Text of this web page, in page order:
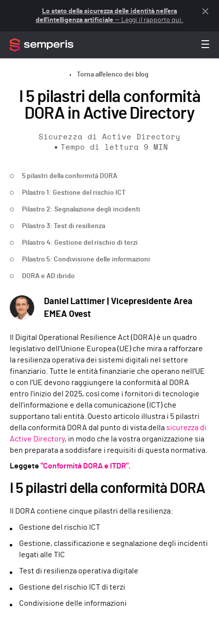
Lo stato della sicurezza delle identità nell'era
dell'intelligenza artificiale — Leggi il rapporto qui.
Torna all'elenco dei blog
I 5 pilastri della conformità
DORA in Active Directory
Sicurezza di Active Directory
Tempo di lettura
9 MIN
5 pilastri della conformità DORA
Pilastro 1: Gestione del rischio ICT
Pilastro 2: Segnalazione degli incidenti
Pilastro 3: Test di resilienza
Pilastro 4: Gestione del rischio di terzi
Pilastro 5: Condivisione delle informazioni
DORA e AD ibrido
Daniel Lattimer | Vicepresidente Area
EMEA Ovest
Il Digital Operational Resilience Act (DORA) è un quadro
legislativo dell'Unione Europea (UE) che mira a rafforzare
la resilienza operativa dei sistemi digitali nel settore
finanziario. Tutte le entità finanziarie che operano nell'UE
o con l'UE devono raggiungere la conformità al DORA
entro l'inizio del 2025, così come i fornitori di tecnologie
dell'informazione e della comunicazione (ICT) che
supportano tali entità. Questo articolo illustra i 5 pilastri
della conformità DORA dal punto di vista della sicurezza di
Active Directory, in modo che la vostra organizzazione sia
ben preparata a soddisfare i requisiti di questa normativa.
Leggete "Conformità DORA e ITDR".
I 5 pilastri della conformità DORA
Il DORA contiene cinque pilastri della resilienza:
Gestione del rischio ICT
Gestione, classificazione e segnalazione degli incidenti
legati alle TIC
Test di resilienza operativa digitale
Gestione del rischio ICT di terzi
Condivisione delle informazioni